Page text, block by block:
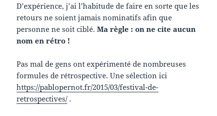
D’expérience, j’ai l’habitude de faire en sorte que les
retours ne soient jamais nominatifs afin que
personne ne soit ciblé.Ma règle : on ne cite aucun
nom en rétro !
Pas mal de gens ont expérimenté de nombreuses
formules de rétrospective. Une sélection ici
https://pablopernot.fr/2015/03/festival-de-
retrospectives/.